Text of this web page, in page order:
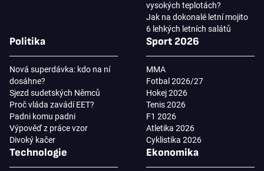
vysokých teplotách?
Jak na dokonalé letní mojito
6 lehkých letních salátů
Politika
Nová superdávka: kdo na ní
dosáhne?
Sjezd sudetských Němců
Proč vláda zavádí EET?
Padni komu padni
Výpověď z práce vzor
Divoký kačer
Sport 2026
MMA
Fotbal 2026/27
Hokej 2026
Tenis 2026
F1 2026
Atletika 2026
Cyklistika 2026
Technologie Ekonomika